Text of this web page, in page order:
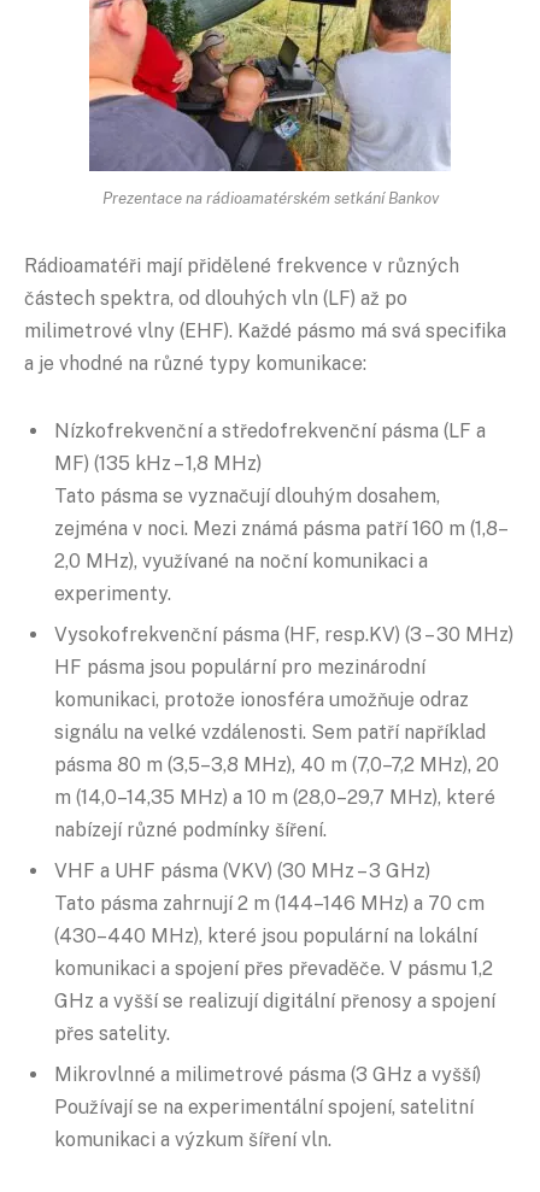
Prezentace na rádioamatérském setkání Bankov
Rádioamatéři mají přidělené frekvence v různých
částech spektra, od dlouhých vln (LF) až po
milimetrové vlny (EHF). Každé pásmo má svá specifika
a je vhodné na různé typy komunikace:
Nízkofrekvenční a středofrekvenční pásma (LF a
MF) (135 kHz – 1,8 MHz)
Tato pásma se vyznačují dlouhým dosahem,
zejména v noci. Mezi známá pásma patří 160 m (1,8–
2,0 MHz), využívané na noční komunikaci a
experimenty.
Vysokofrekvenční pásma (HF, resp.KV) (3 – 30 MHz)
HF pásma jsou populární pro mezinárodní
komunikaci, protože ionosféra umožňuje odraz
signálu na velké vzdálenosti. Sem patří například
pásma 80 m (3,5–3,8 MHz), 40 m (7,0–7,2 MHz), 20
m (14,0–14,35 MHz) a 10 m (28,0–29,7 MHz), které
nabízejí různé podmínky šíření.
VHF a UHF pásma (VKV) (30 MHz – 3 GHz)
Tato pásma zahrnují 2 m (144–146 MHz) a 70 cm
(430–440 MHz), které jsou populární na lokální
komunikaci a spojení přes převaděče. V pásmu 1,2
GHz a vyšší se realizují digitální přenosy a spojení
přes satelity.
Mikrovlnné a milimetrové pásma (3 GHz a vyšší)
Používají se na experimentální spojení, satelitní
komunikaci a výzkum šíření vln.